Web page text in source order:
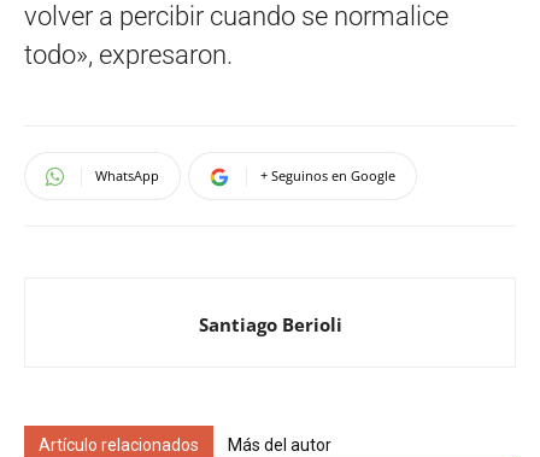
volver a percibir cuando se normalice
todo», expresaron.
WhatsApp + Seguinos en Google
Santiago Berioli
Artículo relacionados Más del autor